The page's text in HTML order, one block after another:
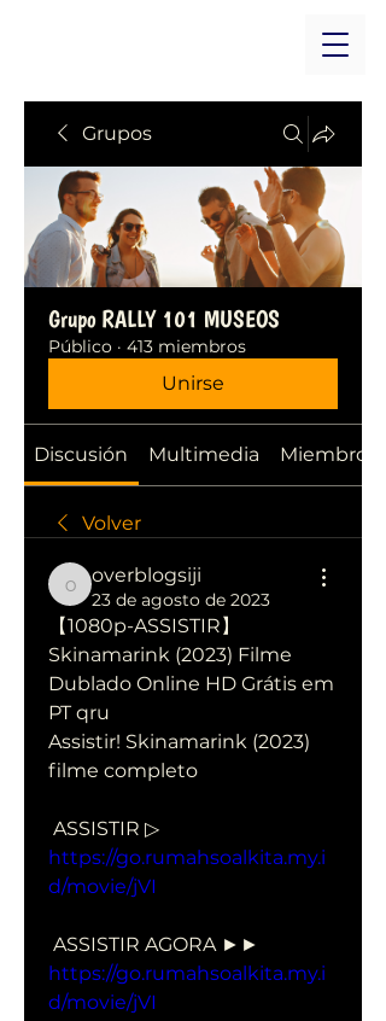
Grupos
Grupo RALLY 101 MUSEOS
Público · 413 miembros
Unirse
Discusión Multimedia Miembros
Volver
overblogsiji
overblogsiji
23 de agosto de 2023
【1080p-ASSISTIR】
Skinamarink (2023) Filme
Dublado Online HD Grátis em
PT qru
Assistir! Skinamarink (2023)
filme completo
https://go.rumahsoalkita.my.i
d/movie/jVI
https://go.rumahsoalkita.my.i
d/movie/jVI